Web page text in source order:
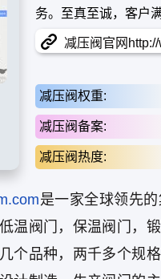
务。至真至诚，客户
英的摇篮，用户满意
减压阀官网
减压阀权重:
减压阀备案:
减压阀热度:
是一家全球领先
温阀门，保温阀门，
个品种，两千多个规